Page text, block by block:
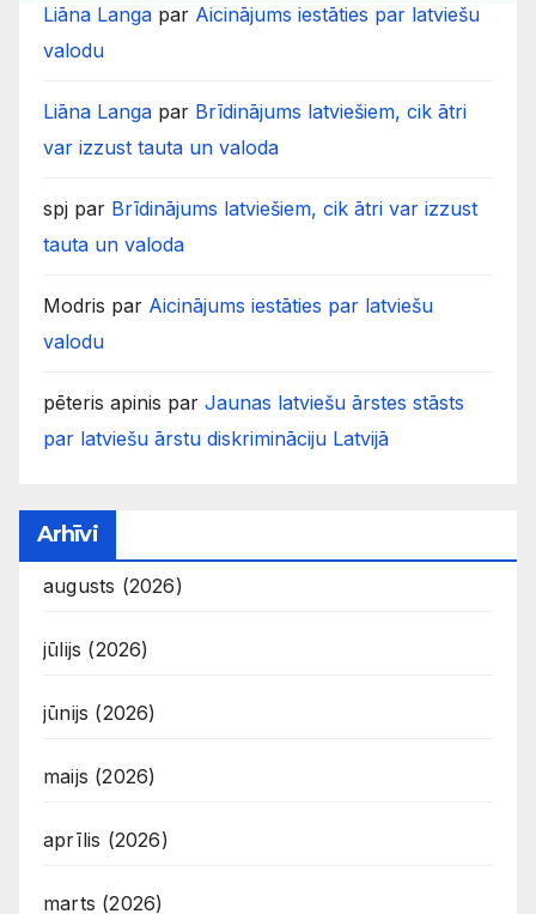
Liāna Langa par Aicinājums iestāties par latviešu
valodu
Liāna Langa par Brīdinājums latviešiem, cik ātri
var izzust tauta un valoda
spj par Brīdinājums latviešiem, cik ātri var izzust
tauta un valoda
Modris par Aicinājums iestāties par latviešu
valodu
pēteris apinis par Jaunas latviešu ārstes stāsts
par latviešu ārstu diskrimināciju Latvijā
Arhīvi
augusts (2026)
jūlijs (2026)
jūnijs (2026)
maijs (2026)
aprīlis (2026)
marts (2026)